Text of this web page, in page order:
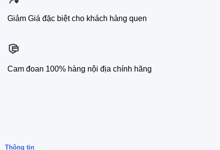
Giảm Giá đặc biệt cho khách hàng quen
Cam đoan 100% hàng nội địa chính hãng
Thông tin